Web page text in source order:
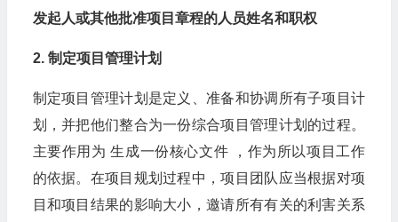
发起人或其他批准项目章程的人员姓名和职权
2. 制定项目管理计划
制定项目管理计划是定义、准备和协调所有子项目计
划，并把他们整合为一份综合项目管理计划的过程。
主要作用为 生成一份核心文件 ，作为所以项目工作
的依据。在项目规划过程中，项目团队应当根据对项
目和项目结果的影响大小，邀请所有有关的利害关系